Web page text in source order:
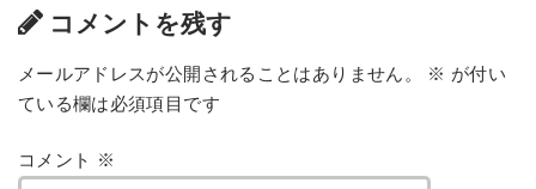
コメントを残す
メールアドレスが公開されることはありません。 ※ が付い
ている欄は必須項目です
コメント ※